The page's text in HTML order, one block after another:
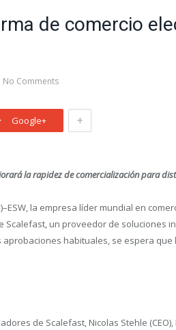
de comercio
No Comments
Google+ +
la rapidez de comercialización para
la empresa líder mundial en
Scalefast, un proveedor de soluciones
aprobaciones habituales, se espera que
de Scalefast, Nicolas Stehle (CEO),